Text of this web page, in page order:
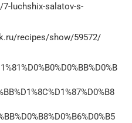
luchshix-salatov-s-
recipes/show/59572/